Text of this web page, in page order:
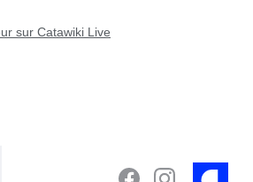
sur Catawiki Live